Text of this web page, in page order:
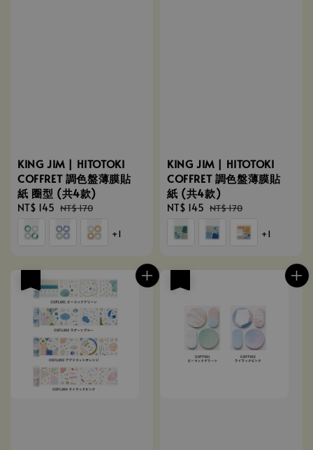
KING JIM | HITOTOKI
COFFRET 調色盤薄膜貼
紙 圈型 (共4款)
Sale
price
NT$ 145 Regular
price
NT$ 170
+1
KING JIM | HITOTOKI
COFFRET 調色盤薄膜貼
紙 (共4款)
Sale
price
NT$ 145 Regular
NT$ 170
+1